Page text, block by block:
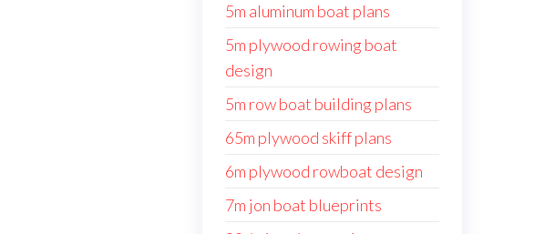
5m aluminum boat plans
5m plywood rowing boat
design
5m row boat building plans
65m plywood skiff plans
6m plywood rowboat design
7m jon boat blueprints